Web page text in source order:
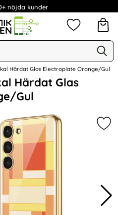
nöjda kunder
Mina
Härdat Glas Electroplate Orange/Gul
Härdat Glas
Gul